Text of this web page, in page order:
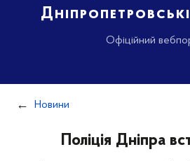
Офіційний
Новини
Поліція Дніпра